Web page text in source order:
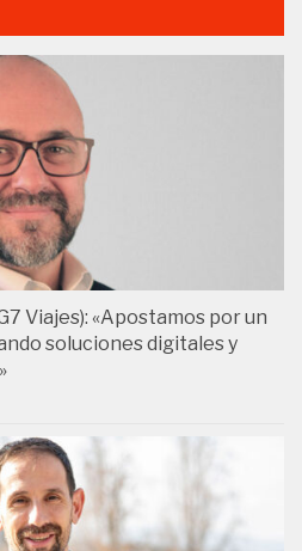
Viajes): «Apostamos por un
soluciones digitales y